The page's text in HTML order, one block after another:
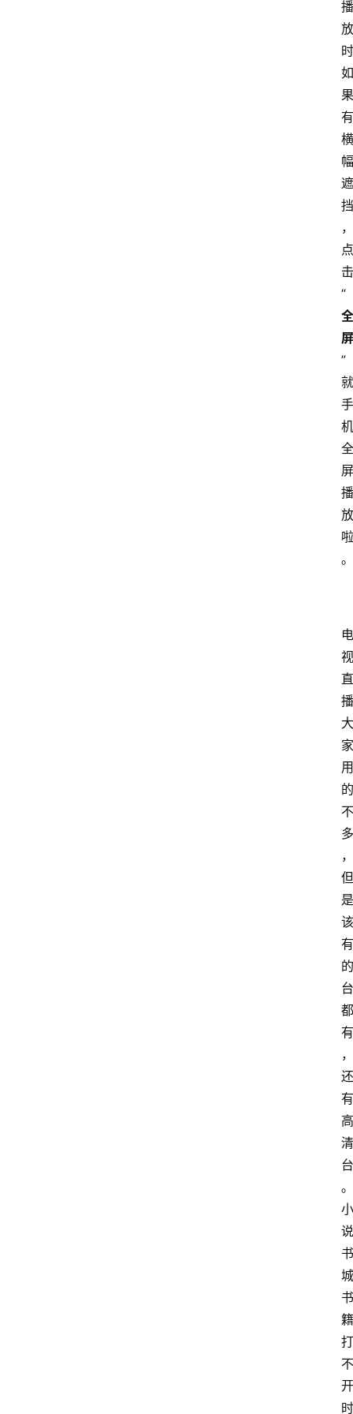
播
放
时
如
果
有
横
幅
遮
挡
，
点
击
“
全
屏
”
就
手
机
全
屏
播
放
啦
。
电
视
直
播
大
家
用
的
不
多
，
但
是
该
有
的
台
都
有
，
还
有
高
清
台
。
小
说
书
城
书
籍
打
不
开
时